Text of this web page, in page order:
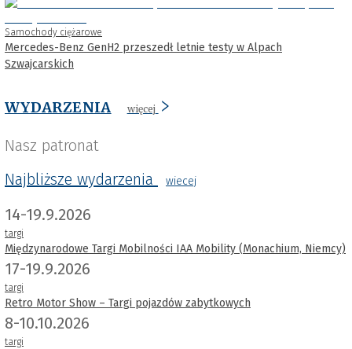
Samochody ciężarowe
Mercedes-Benz GenH2 przeszedł letnie testy w Alpach
Szwajcarskich
WYDARZENIA więcej
Nasz patronat
Najbliższe wydarzenia
wiecej
14-19.9.2026
targi
Międzynarodowe Targi Mobilności IAA Mobility (Monachium, Niemcy)
17-19.9.2026
targi
Retro Motor Show – Targi pojazdów zabytkowych
8-10.10.2026
targi